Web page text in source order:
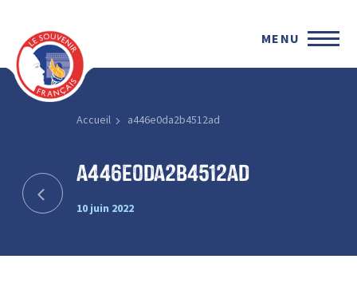
MENU
Accueil a446e0da2b4512ad
a446e0da2b4512ad
10 juin 2022